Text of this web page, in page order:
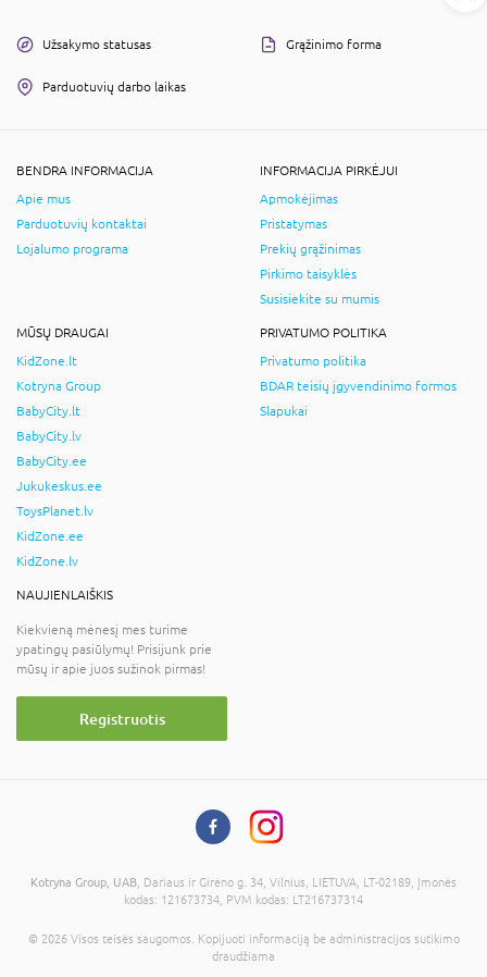
Užsakymo statusas Grąžinimo forma
Parduotuvių darbo laikas
BENDRA INFORMACIJA
Apie mus
Parduotuvių kontaktai
Lojalumo programa
INFORMACIJA PIRKĖJUI
Apmokėjimas
Pristatymas
Prekių grąžinimas
Pirkimo taisyklės
Susisiekite su mumis
MŪSŲ DRAUGAI
KidZone.lt
Kotryna Group
BabyCity.lt
BabyCity.lv
BabyCity.ee
Jukukeskus.ee
ToysPlanet.lv
KidZone.ee
KidZone.lv
PRIVATUMO POLITIKA
Privatumo politika
BDAR teisių įgyvendinimo formos
Slapukai
NAUJIENLAIŠKIS
Kiekvieną mėnesį mes turime
ypatingų pasiūlymų! Prisijunk prie
mūsų ir apie juos sužinok pirmas!
Registruotis
Kotryna Group, UAB , Dariaus ir Girėno g. 34, Vilnius, LIETUVA, LT-02189, Įmonės
kodas: 121673734, PVM kodas: LT216737314
© 2026 Visos teisės saugomos. Kopijuoti informaciją be administracijos sutikimo
draudžiama